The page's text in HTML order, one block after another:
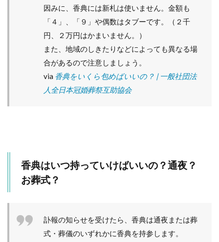
因みに、香典には新札は使いません。金額も
「４」、「９」や偶数はタブーです。（２千
円、２万円はかまいません。）
また、地域のしきたりなどによっても異なる場
合があるので注意しましょう。
via 香典をいくら包めばいいの？ | 一般社団法
人全日本冠婚葬祭互助協会
香典はいつ持っていけばいいの？通夜？
お葬式？
訃報の知らせを受けたら、香典は通夜または葬
式・葬儀のいずれかに香典を持参します。